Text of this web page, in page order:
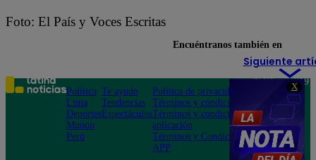
X
Foto: El País y Voces Escritas
Siguiente
Encuéntranos también en
Política
Lima
Deportes
Mundo
Perú
Te ayudo
Tendencias
Espectáculos
Política de privacidad
Términos y condiciones
Términos y condiciones
aplicación
Términos y Condiciones
APP
Teléfono: 219
Av. San
Felipe 968
Jesús María